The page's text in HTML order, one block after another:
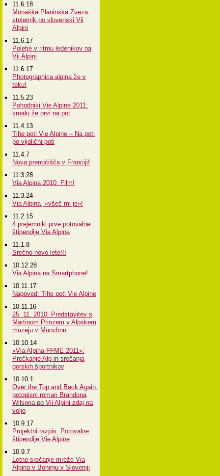
11.6.18
Monaška Planinska Zveza:
stoletnik po slovenski Vii
Alpini
11.6.17
Poletje v ritmu ledenikov na
Vii Alpini
11.6.17
Photographica alpina že v
teku!
11.5.23
Pohodniki Vie Alpine 2011:
kmalu že prvi na pot
11.4.13
Tihe poti Vie Alpine – Na poti
po vijolični poti
11.4.7
Nova prenočišča v Franciji!
11.3.28
Via Alpina 2010: Film!
11.3.24
Via Alpina, «všeč mi je»!
11.2.15
4 prejemniki prve potovalne
štipendije Via Alpina
11.1.8
Srečno novo leto!!!
10.12.28
Via Alpina na Smartphone!
10.11.17
Napoved: Tihe poti Vie Alpine
10.11.16
25. 11. 2010: Predstavitev s
Martinom Prinzem v Alpskem
muzeju v Münchnu
10.10.14
«Via Alpina FFME 2011»:
Prečkanje Alp in srečanja
gorskih športnikov
10.10.1
Over the Top and Back Again:
potopisni roman Brandona
Wilsona po Vii Alpini zdaj na
voljo
10.9.17
Projektni razpis: Potovalne
štipendije Vie Alpine
10.9.7
Letno srečanje mreže Via
Alpina v Bohinju v Sloveniji